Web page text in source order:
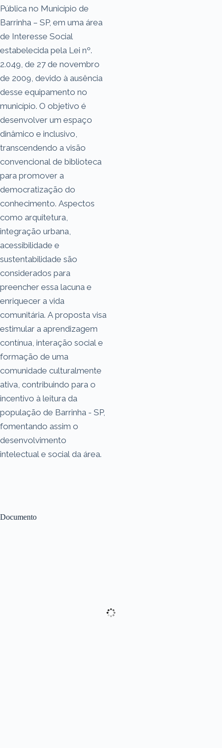
Documento
Pública no Município de
Barrinha – SP, em uma área
de Interesse Social
estabelecida pela Lei nº.
2.049, de 27 de novembro
de 2009, devido à ausência
desse equipamento no
município. O objetivo é
desenvolver um espaço
dinâmico e inclusivo,
transcendendo a visão
convencional de biblioteca
para promover a
democratização do
conhecimento. Aspectos
como arquitetura,
integração urbana,
acessibilidade e
sustentabilidade são
considerados para
preencher essa lacuna e
enriquecer a vida
comunitária. A proposta visa
estimular a aprendizagem
contínua, interação social e
formação de uma
comunidade culturalmente
ativa, contribuindo para o
incentivo à leitura da
população de Barrinha - SP,
fomentando assim o
desenvolvimento
intelectual e social da área.